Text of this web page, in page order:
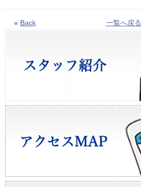
« Back 一覧へ戻る